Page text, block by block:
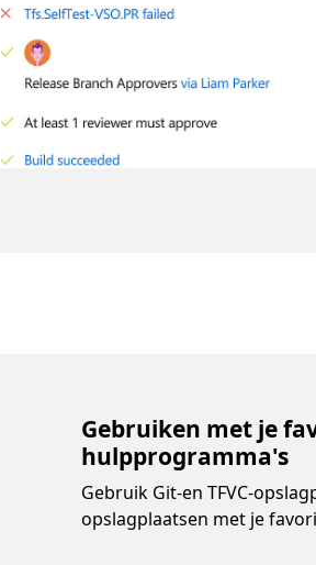
Gebruiken met je
hulpprogramma's
Gebruik Git-en TFVC-
opslagplaatsen met je